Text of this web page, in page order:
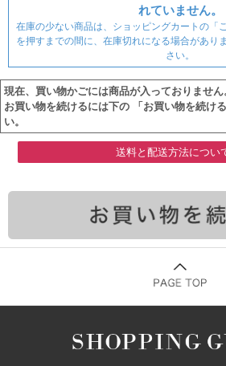
れていません。
在庫の少ない商品は、ショッピングカートの「
を押すまでの間に、在庫切れになる場合があり
さい。
現在、買い物かごには商品が入っておりません
お買い物を続けるには下の 「お買い物を続け
い。
送料と配送方法につい